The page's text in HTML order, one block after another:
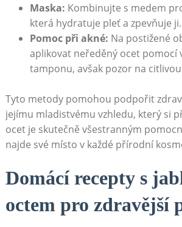
Maska: Kombinujte s medem
která hydratuje pleť a zpevňuje ji.
Pomoc při akné: Na postižené
aplikovat neředěný ocet pomocí
tamponu, avšak pozor na
Tyto metody pomohou podpořit
jejímu mladistvému vzhledu, který si
ocet je skutečně všestranným
najde své místo v každé přírodní
Domácí recepty s
octem pro zdravější